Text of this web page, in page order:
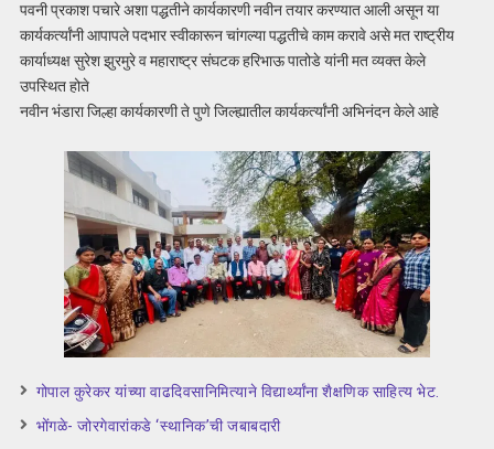
पवनी प्रकाश पचारे अशा पद्धतीने कार्यकारणी नवीन तयार करण्यात आली असून या
कार्यकर्त्यांनी आपापले पदभार स्वीकारून चांगल्या पद्धतीचे काम करावे असे मत राष्ट्रीय
कार्याध्यक्ष सुरेश झुरमुरे व महाराष्ट्र संघटक हरिभाऊ पातोडे यांनी मत व्यक्त केले
उपस्थित होते
नवीन भंडारा जिल्हा कार्यकारणी ते पुणे जिल्ह्यातील कार्यकर्त्यांनी अभिनंदन केले आहे
गोपाल कुरेकर यांच्या वाढदिवसानिमित्याने विद्यार्थ्यांना शैक्षणिक साहित्य भेट.
भोंगळे- जोरगेवारांकडे ‘स्थानिक’ची जबाबदारी